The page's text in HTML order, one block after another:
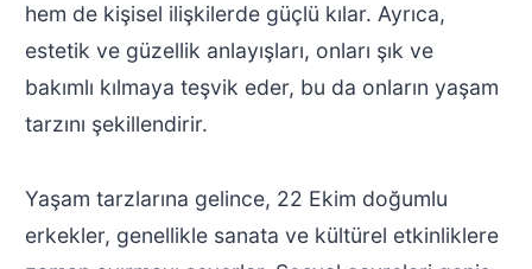
hem de kişisel ilişkilerde güçlü kılar. Ayrıca,
estetik ve güzellik anlayışları, onları şık ve
bakımlı kılmaya teşvik eder, bu da onların yaşam
tarzını şekillendirir.
Yaşam tarzlarına gelince, 22 Ekim doğumlu
erkekler, genellikle sanata ve kültürel etkinliklere